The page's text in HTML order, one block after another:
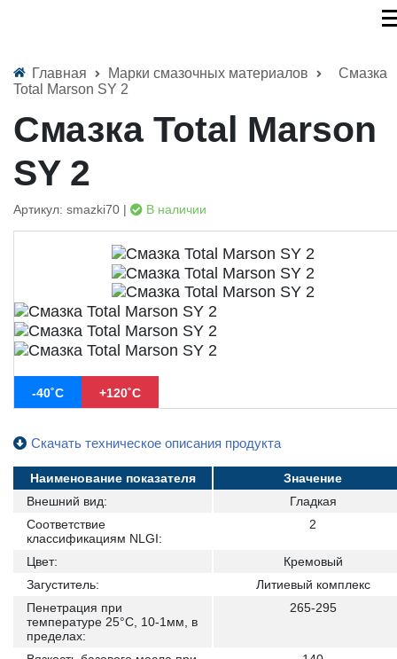
Главная Марки смазочных материалов
Смазка
Total Marson SY 2
Смазка Total Marson
SY 2
Артикул: smazki70 | В наличии
-40˚С +120˚С
Скачать техническое описания продукта
Наименование показателя
Значение
Внешний вид:
Гладкая
Соответствие
классификациям NLGI:
2
Цвет:
Кремовый
Загуститель:
Литиевый комплекс
Пенетрация при
температуре 25°С, 10-1мм, в
пределах:
265-295